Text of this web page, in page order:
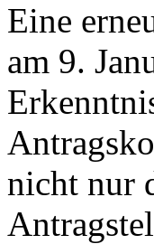
Eine
am 9.
nicht nur